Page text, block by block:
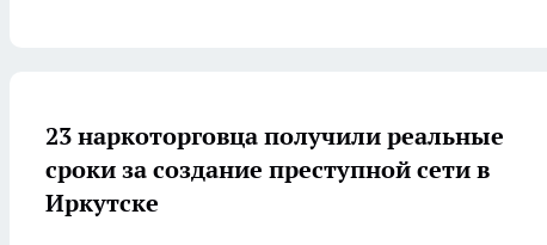
23 наркоторговца получили реальные
сроки за создание преступной сети в
Иркутске